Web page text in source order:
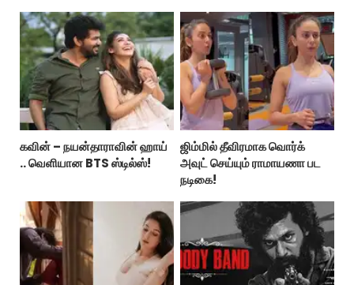
கவின் – நயன்தாராவின் ஹாய்
.. வெளியான BTS ஸ்டில்ஸ்!
ஜிம்மில் தீவிரமாக வொர்க்
அவுட் செய்யும் ராமாயணா பட
நடிகை!